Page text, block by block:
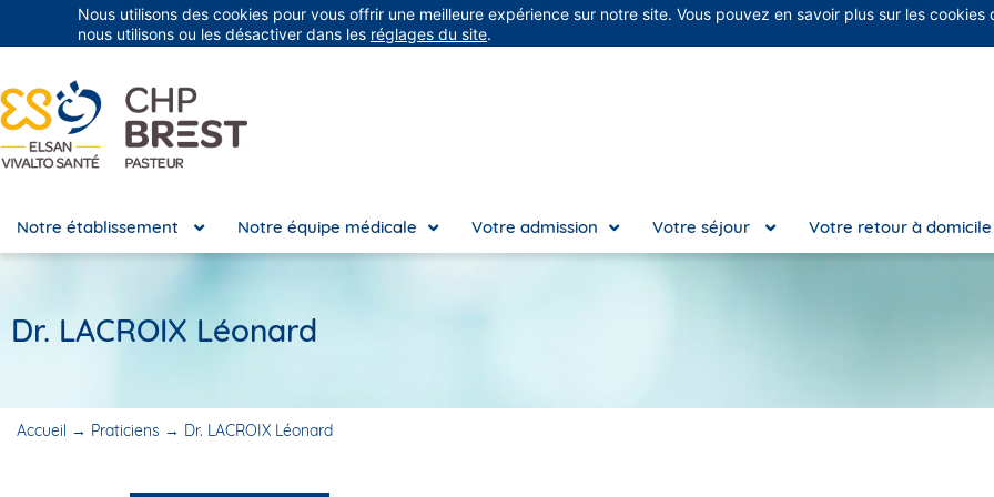
Groupe Vivalto Santé Entre nous, la vie
Notre établissement Notre équipe médicale Votre admission Votre séjour Votre retour à domicile
Dr. LACROIX Léonard
Accueil → Praticiens → Dr. LACROIX Léonard
Nous utilisons des cookies pour vous offrir une meilleure expérience sur notre site. Vous pouvez en savoir plus sur les cookies
nous utilisons ou les désactiver dans les réglages du site.